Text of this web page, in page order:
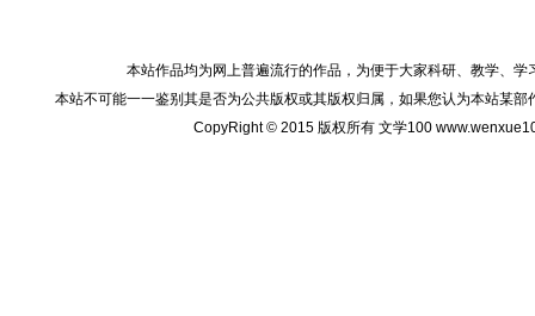
本站作品均为网上普遍流行的作品，为便于大家科研、教学、
本站不可能一一鉴别其是否为公共版权或其版权归属，如果您认为本站某
CopyRight © 2015 版权所有 文学100